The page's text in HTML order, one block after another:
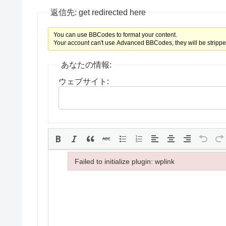
返信先: get redirected here
You can use BBCodes to format your content.
Your account can't use Advanced BBCodes, they will be
あなたの情報:
ウェブサイト:
Failed to initialize plugin: wplink
Failed to initialize plugin: wplink